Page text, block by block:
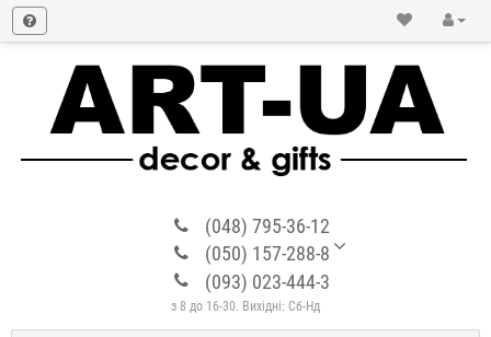
(048) 795-36-12
(050) 157-288-8
(093) 023-444-3
з 8 до 16-30. Вихідні: Сб-Нд